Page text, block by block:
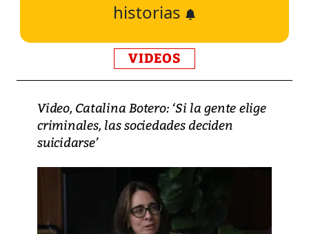
historias
VIDEOS
Video, Catalina Botero: ‘Si la gente elige
criminales, las sociedades deciden
suicidarse’